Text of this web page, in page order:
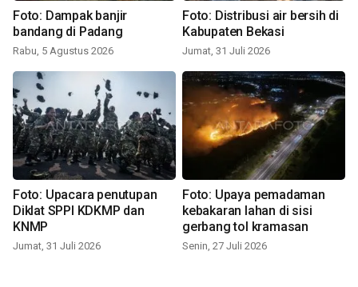
Foto: Dampak banjir
bandang di Padang
Rabu, 5 Agustus 2026
Foto: Distribusi air bersih di
Kabupaten Bekasi
Jumat, 31 Juli 2026
Foto: Upacara penutupan
Diklat SPPI KDKMP dan
KNMP
Jumat, 31 Juli 2026
Foto: Upaya pemadaman
kebakaran lahan di sisi
gerbang tol kramasan
Senin, 27 Juli 2026